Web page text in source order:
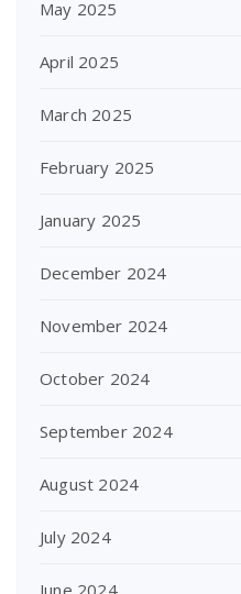
May 2025
April 2025
March 2025
February 2025
January 2025
December 2024
November 2024
October 2024
September 2024
August 2024
July 2024